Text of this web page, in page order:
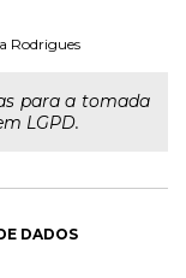
Rodrigues
para a tomada
LGPD.
DADOS